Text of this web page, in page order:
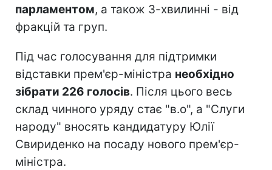
парламентом, а також 3-хвилинні - від
фракцій та груп.
Під час голосування для підтримки
відставки прем'єр-міністра необхідно
зібрати 226 голосів. Після цього весь
склад чинного уряду стає "в.о", а "Слуги
народу" вносять кандидатуру Юлії
Свириденко на посаду нового прем'єр-
міністра.